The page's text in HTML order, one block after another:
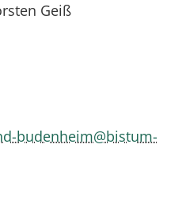
Geiß
budenheim@bistum-